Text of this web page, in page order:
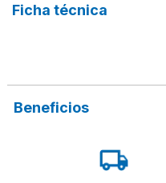
Ficha técnica
Beneficios